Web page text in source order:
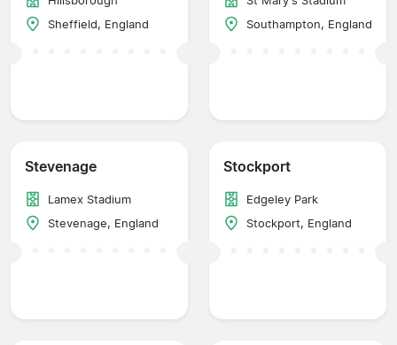
Sheffield, England
Southampton, England
Stevenage
Lamex Stadium
Stevenage, England
Stockport
Edgeley Park
Stockport, England